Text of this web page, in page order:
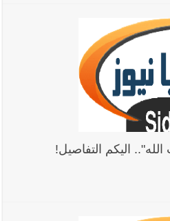
طويل
رجل الاعمال الاماراتي خلف الحبتور : 112 شهيداًاليكم التفاصيل!